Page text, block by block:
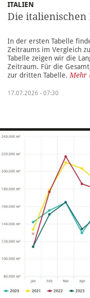
ITALIEN
Die
In der ersten Tabelle
Zeitraums im Vergleich
Tabelle zeigen wir die
Zeitraum. Für die
zur dritten Tabelle. Mehr
17.07.2026 - 07:30